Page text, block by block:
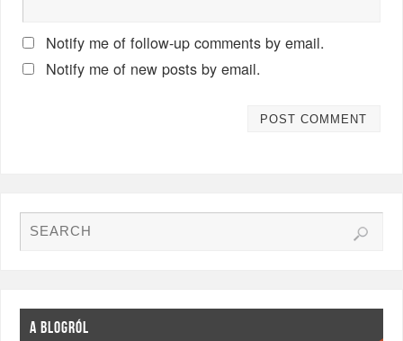
Notify me of follow-up comments by email.
Notify me of new posts by email.
A BLOGRÓL